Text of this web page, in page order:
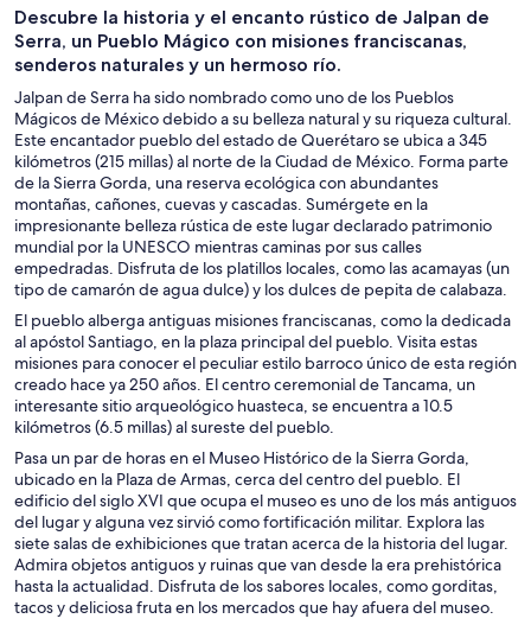
Descubre la historia y el encanto rústico de Jalpan de
Serra, un Pueblo Mágico con misiones franciscanas,
senderos naturales y un hermoso río.
Jalpan de Serra ha sido nombrado como uno de los Pueblos
Mágicos de México debido a su belleza natural y su riqueza cultural.
Este encantador pueblo del estado de Querétaro se ubica a 345
kilómetros (215 millas) al norte de la Ciudad de México. Forma parte
de la Sierra Gorda, una reserva ecológica con abundantes
montañas, cañones, cuevas y cascadas. Sumérgete en la
impresionante belleza rústica de este lugar declarado patrimonio
mundial por la UNESCO mientras caminas por sus calles
empedradas. Disfruta de los platillos locales, como las acamayas (un
tipo de camarón de agua dulce) y los dulces de pepita de calabaza.
El pueblo alberga antiguas misiones franciscanas, como la dedicada
al apóstol Santiago, en la plaza principal del pueblo. Visita estas
misiones para conocer el peculiar estilo barroco único de esta región
creado hace ya 250 años. El centro ceremonial de Tancama, un
interesante sitio arqueológico huasteca, se encuentra a 10.5
kilómetros (6.5 millas) al sureste del pueblo.
Pasa un par de horas en el Museo Histórico de la Sierra Gorda,
ubicado en la Plaza de Armas, cerca del centro del pueblo. El
edificio del siglo XVI que ocupa el museo es uno de los más antiguos
del lugar y alguna vez sirvió como fortificación militar. Explora las
siete salas de exhibiciones que tratan acerca de la historia del lugar.
Admira objetos antiguos y ruinas que van desde la era prehistórica
hasta la actualidad. Disfruta de los sabores locales, como gorditas,
tacos y deliciosa fruta en los mercados que hay afuera del museo.